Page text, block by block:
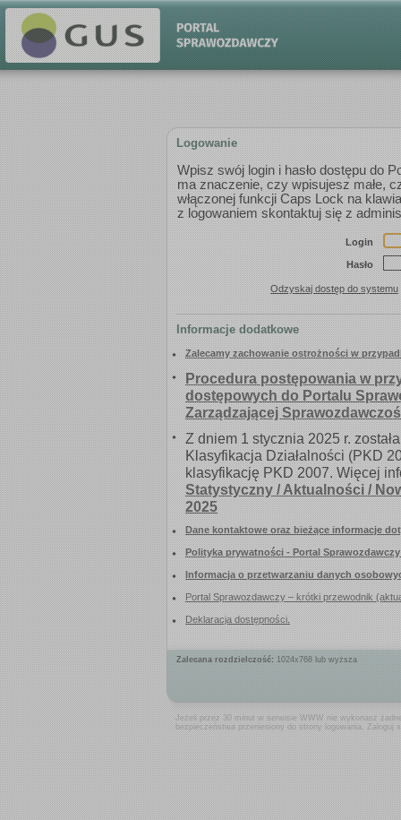
Logowanie
Wpisz swój login i hasło dostępu do
ma znaczenie, czy wpisujesz małe,
włączonej funkcji Caps Lock na
z logowaniem skontaktuj się z
Login
Hasło
Odzyskaj dostęp do systemu
Zalecana rozdzielczość: 1024x768 lub wyższa
Jeżeli przez 30 minut w serwisie WWW nie wykonasz
bezpieczeństwa przeniesiony do strony logowania. Zaloguj